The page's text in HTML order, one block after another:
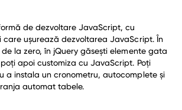
de dezvoltare JavaScript, cu
care ușurează dezvoltarea JavaScript. În
la zero, în jQuery găsești elemente gata
apoi customiza cu JavaScript. Poți
a instala un cronometru, autocomplete și
automat tabele.